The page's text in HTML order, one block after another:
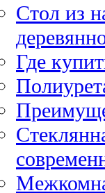
Стол из
Где